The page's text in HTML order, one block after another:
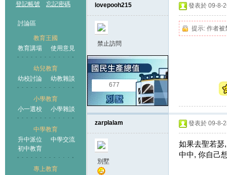
登記帳號 忘記密碼
討論區
教育王國
教育講場
使用意見
幼兒教育
幼校討論
幼教雜談
小學教育
小一選校
小學雜談
中學教育
升中派位
中學交流
初中教育
專上教育
王國
lovepooh215
禁止訪問
677
發表於 09-8-
提示: 作者被
zarplalam
別墅
發表於 09-8-
如果去聖若瑟
中中, 你自己